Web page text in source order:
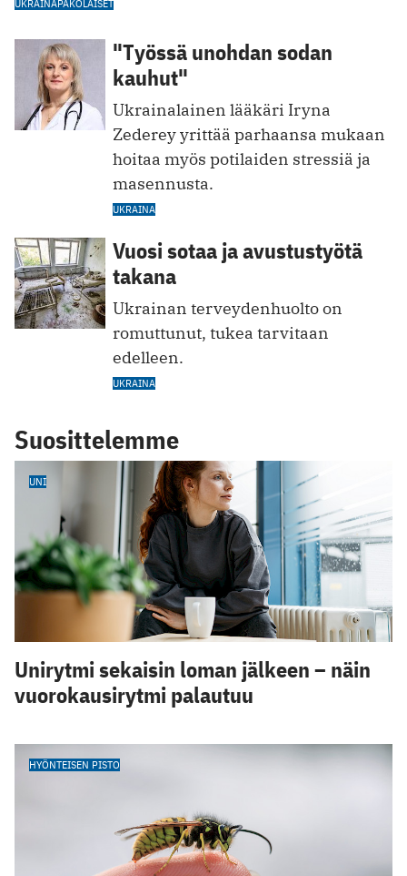
UKRAINAPAKOLAISET
"Työssä unohdan sodan
kauhut"
Ukrainalainen lääkäri Iryna
Zederey yrittää parhaansa mukaan
hoitaa myös potilaiden stressiä ja
masennusta.
UKRAINA
Vuosi sotaa ja avustustyötä
takana
Ukrainan terveydenhuolto on
romuttunut, tukea tarvitaan
edelleen.
UKRAINA
Suosittelemme
UNI
Unirytmi sekaisin loman jälkeen – näin
vuorokausirytmi palautuu
HYÖNTEISEN PISTO